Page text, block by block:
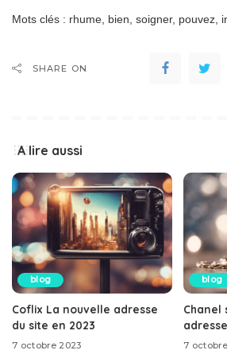
Mots clés : rhume, bien, soigner, pouvez,
SHARE ON
A lire aussi
blog
Coflix La nouvelle adresse
du site en 2023
7 octobre 2023
blog
Chanel
7